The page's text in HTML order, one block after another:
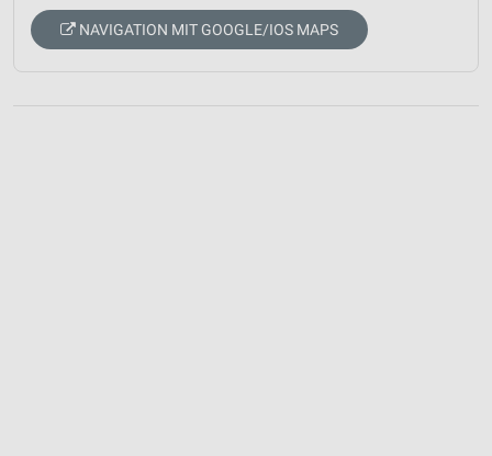
NAVIGATION MIT GOOGLE/IOS MAPS